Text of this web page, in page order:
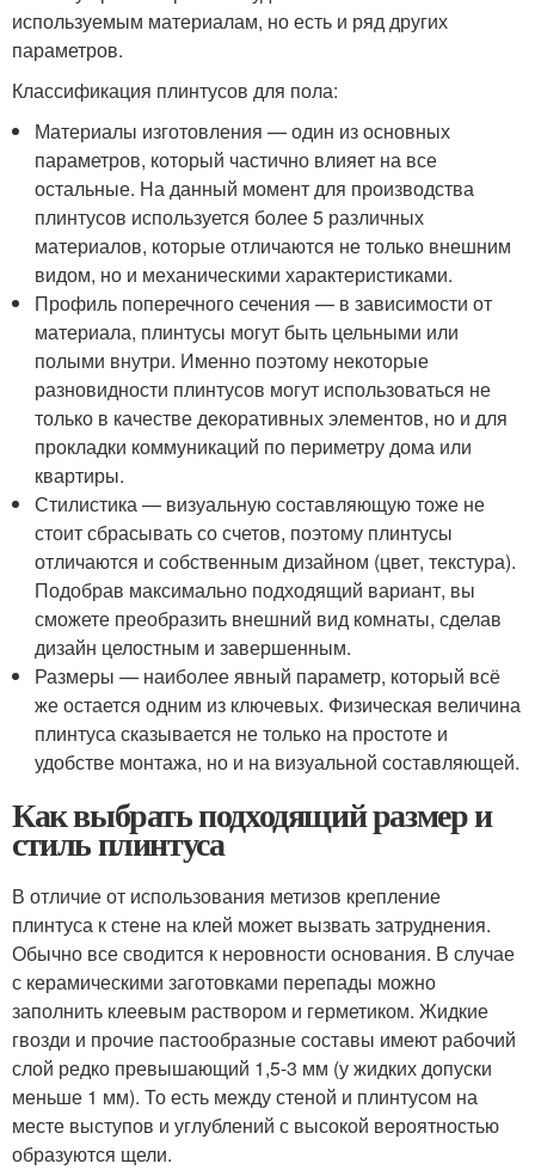
используемым материалам, но есть и ряд других
параметров.
Классификация плинтусов для пола:
Материалы изготовления — один из основных
параметров, который частично влияет на все
остальные. На данный момент для производства
плинтусов используется более 5 различных
материалов, которые отличаются не только внешним
видом, но и механическими характеристиками.
Профиль поперечного сечения — в зависимости от
материала, плинтусы могут быть цельными или
полыми внутри. Именно поэтому некоторые
разновидности плинтусов могут использоваться не
только в качестве декоративных элементов, но и для
прокладки коммуникаций по периметру дома или
квартиры.
Стилистика — визуальную составляющую тоже не
стоит сбрасывать со счетов, поэтому плинтусы
отличаются и собственным дизайном (цвет, текстура).
Подобрав максимально подходящий вариант, вы
сможете преобразить внешний вид комнаты, сделав
дизайн целостным и завершенным.
Размеры — наиболее явный параметр, который всё
же остается одним из ключевых. Физическая величина
плинтуса сказывается не только на простоте и
удобстве монтажа, но и на визуальной составляющей.
Как выбрать подходящий размер и
стиль плинтуса
В отличие от использования метизов крепление
плинтуса к стене на клей может вызвать затруднения.
Обычно все сводится к неровности основания. В случае
с керамическими заготовками перепады можно
заполнить клеевым раствором и герметиком. Жидкие
гвозди и прочие пастообразные составы имеют рабочий
слой редко превышающий 1,5-3 мм (у жидких допуски
меньше 1 мм). То есть между стеной и плинтусом на
месте выступов и углублений с высокой вероятностью
образуются щели.